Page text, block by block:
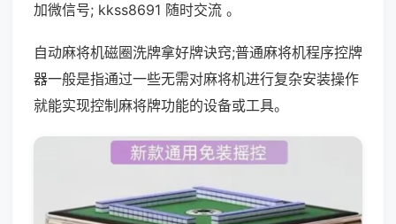
加微信号; kkss8691 随时交流 。
自动麻将机磁圈洗牌拿好牌诀窍;普通麻将机程序控牌
器一般是指通过一些无需对麻将机进行复杂安装操作
就能实现控制麻将牌功能的设备或工具。